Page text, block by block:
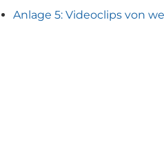
Anlage 5: Videoclips von